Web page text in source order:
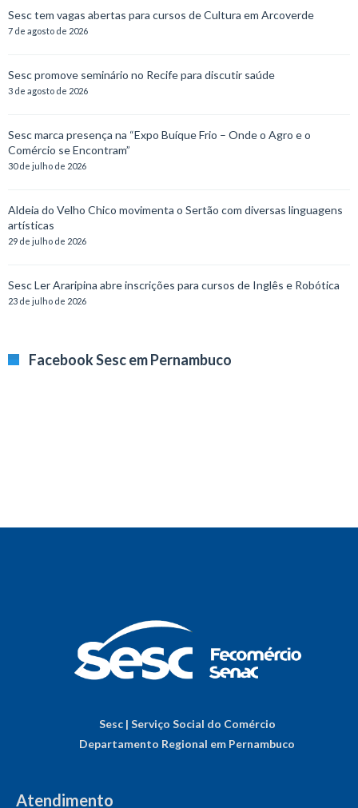
Sesc tem vagas abertas para cursos de Cultura em Arcoverde
7 de agosto de 2026
Sesc promove seminário no Recife para discutir saúde
3 de agosto de 2026
Sesc marca presença na “Expo Buíque Frio – Onde o Agro e o
Comércio se Encontram”
30 de julho de 2026
Aldeia do Velho Chico movimenta o Sertão com diversas linguagens
artísticas
29 de julho de 2026
Sesc Ler Araripina abre inscrições para cursos de Inglês e Robótica
23 de julho de 2026
Facebook Sesc em Pernambuco
Sesc | Serviço Social do Comércio
Departamento Regional em Pernambuco
Atendimento